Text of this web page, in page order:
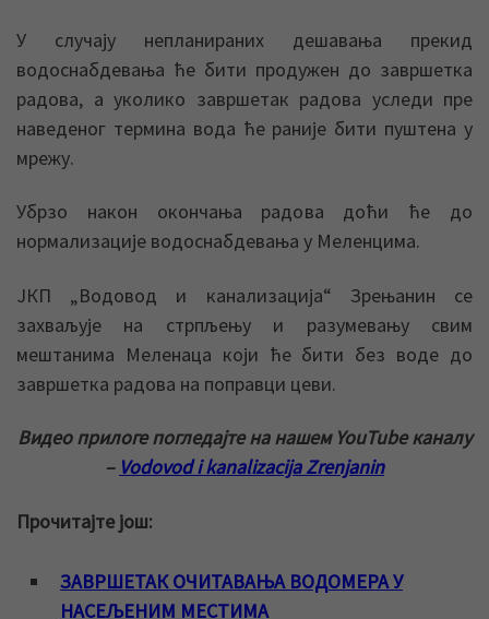
У случају непланираних дешавања прекид
водоснабдевања ће бити продужен до завршетка
радова, а уколико завршетак радова уследи пре
наведеног термина вода ће раније бити пуштена у
мрежу.
Убрзо након окончања радова доћи ће до
нормализације водоснабдевања у Меленцима.
ЈКП „Водовод и канализација“ Зрењанин се
захваљује на стрпљењу и разумевању свим
мештанима Меленаца који ће бити без воде до
завршетка радова на поправци цеви.
Видео прилоге погледајте на нашем YouTube каналу
– Vodovod i kanalizacija Zrenjanin
Прочитајте још:
ЗАВРШЕТАК ОЧИТАВАЊА ВОДОМЕРА У
НАСЕЉЕНИМ МЕСТИМА